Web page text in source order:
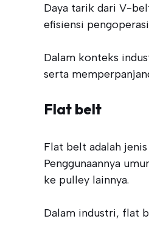
Daya tarik dari V-
efisiensi
Dalam konteks
serta
Flat belt
Flat belt adalah
Penggunaannya
ke pulley lainnya.
Dalam industri, flat